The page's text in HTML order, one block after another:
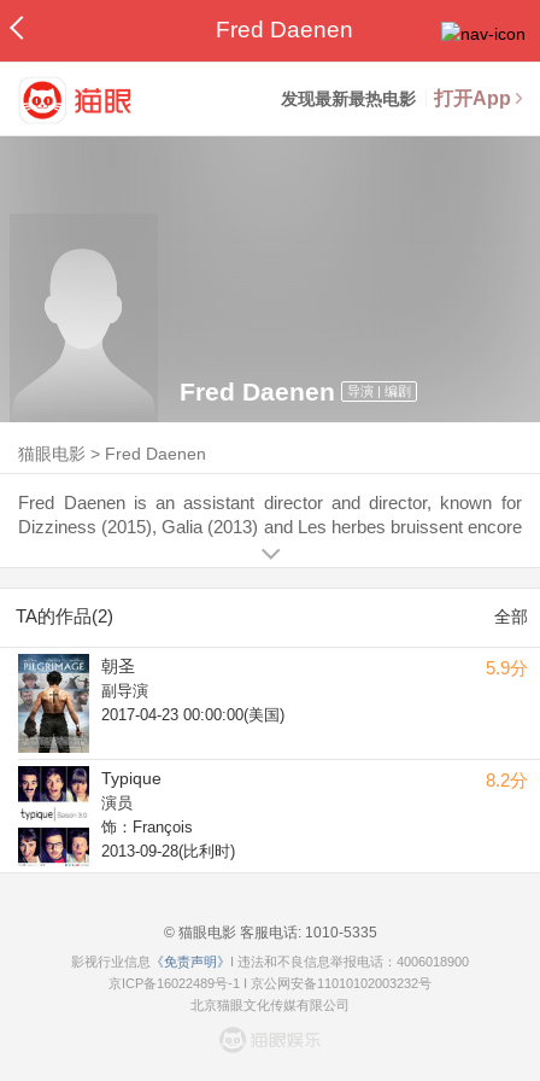
Fred Daenen
发现最新最热电影 打开App
Fred Daenen 导演 | 编剧
猫眼电影 > Fred Daenen
Fred Daenen is an assistant director and director, known for
Dizziness (2015), Galia (2013) and Les herbes bruissent encore
TA的作品(2) 全部
5.9分
朝圣
副导演
2017-04-23 00:00:00(美国)
8.2分
Typique
演员
饰：François
2013-09-28(比利时)
© 猫眼电影 客服电话:1010-5335
影视行业信息 《免责声明》
I 违法和不良信息举报电话：4006018900
京ICP备16022489号-1
京公网安备11010102003232号
北京猫眼文化传媒有限公司